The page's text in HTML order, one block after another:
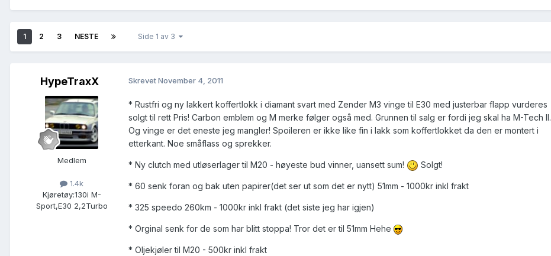
1 2 3 NESTE Side 1 av 3
HypeTraxX
Medlem
1.4k
Kjøretøy:130i M-
Sport,E30 2,2Turbo
SkrevetNovember 4, 2011
* Rustfri og ny lakkert koffertlokk i diamant svart med Zender M3 vinge til E30 med justerbar flapp vurderes
solgt til rett Pris! Carbon emblem og M merke følger også med. Grunnen til salg er fordi jeg skal ha M-Tech II.
Og vinge er det eneste jeg mangler! Spoileren er ikke like fin i lakk som koffertlokket da den er montert i
etterkant. Noe småflass og sprekker.
* Ny clutch med utløserlager til M20 - høyeste bud vinner, uansett sum! Solgt!
* 60 senk foran og bak uten papirer(det ser ut som det er nytt) 51mm - 1000kr inkl frakt
* 325 speedo 260km - 1000kr inkl frakt (det siste jeg har igjen)
* Orginal senk for de som har blitt stoppa! Tror det er til 51mm Hehe
* Oljekjøler til M20 - 500kr inkl frakt